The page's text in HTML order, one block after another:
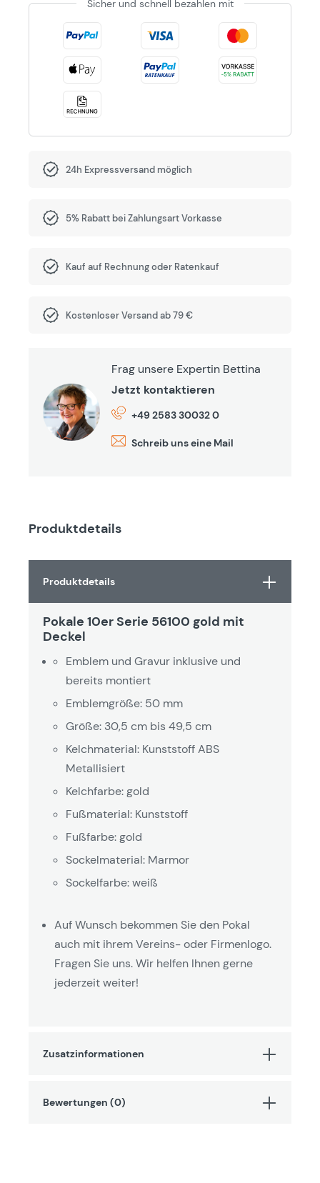
Sicher und schnell bezahlen mit
24h Expressversand möglich
5% Rabatt bei Zahlungsart Vorkasse
Kauf auf Rechnung oder Ratenkauf
Kostenloser Versand ab 79 €
Frag unsere Expertin Bettina
Jetzt kontaktieren
+49 2583 30032 0
Schreib uns eine Mail
Produktdetails
Produktdetails
Pokale 10er Serie 56100 gold mit
Deckel
Emblem und Gravur inklusive und
bereits montiert
Emblemgröße: 50 mm
Größe: 30,5 cm bis 49,5 cm
Kelchmaterial: Kunststoff ABS
Metallisiert
Kelchfarbe: gold
Fußmaterial: Kunststoff
Fußfarbe: gold
Sockelmaterial: Marmor
Sockelfarbe: weiß
Auf Wunsch bekommen Sie den Pokal
auch mit ihrem Vereins- oder Firmenlogo.
Fragen Sie uns. Wir helfen Ihnen gerne
jederzeit weiter!
Zusatzinformationen
Bewertungen (0)